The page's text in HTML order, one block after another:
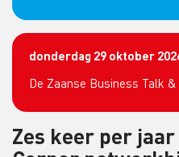
donderdag 29 oktober
De Zaanse Business Talk &
Zes keer per